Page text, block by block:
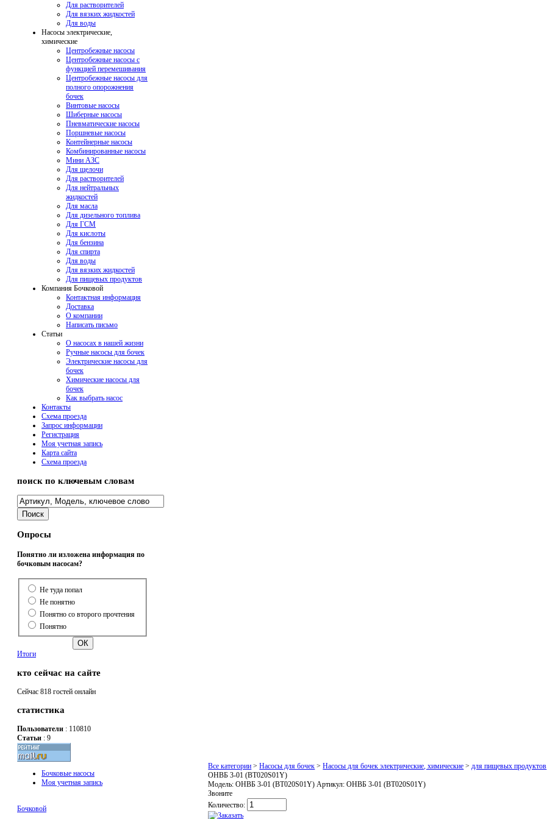
Для растворителей
Для вязких жидкостей
Для воды
Насосы электрические,
химические
Центробежные насосы
Центробежные насосы с
функцией перемешивания
Центробежные насосы для
полного опорожнения
бочек
Винтовые насосы
Шиберные насосы
Пневматические насосы
Поршневые насосы
Контейнерные насосы
Комбинированные насосы
Мини АЗС
Для щелочи
Для растворителей
Для нейтральных
жидкостей
Для масла
Для дизельного топлива
Для ГСМ
Для кислоты
Для бензина
Для спирта
Для воды
Для вязких жидкостей
Для пищевых продуктов
Компания Бочковой
Контактная информация
Доставка
О компании
Написать письмо
Cтатьи
О насосах в нашей жизни
Ручные насосы для бочек
Электрические насосы для
бочек
Химические насосы для
бочек
Как выбрать насос
Контакты
Схема проезда
Запрос информации
Регистрация
Моя учетная запись
Карта сайта
Схема проезда
поиск по ключевым словам
Опросы
Понятно ли изложена информация по
бочковым насосам?
Не туда попал
Не понятно
Понятно со второго прочтения
Понятно
Итоги
кто сейчас на сайте
Сейчас 818 гостей онлайн
статистика
Пользователи : 110810
Статьи : 9
Все категории >Насосы для бочек >Насосы для бочек электрические, химические > для пищевых продуктов
ОНВБ 3-01 (BT020S01Y)
Модель: ОНВБ 3-01 (BT020S01Y) Артикул: ОНВБ 3-01 (BT020S01Y)
Звоните
Количество:
Бочковые насосы
Моя учетная запись
Бочковой